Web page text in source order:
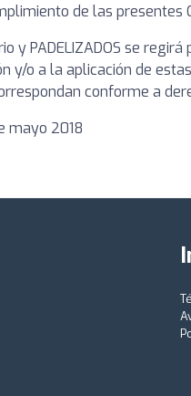
de las presentes
y PADELIZADOS se
y/o a la aplicación de
conforme a
mayo 2018